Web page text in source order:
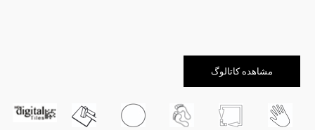
مشاهده کاتالوگ